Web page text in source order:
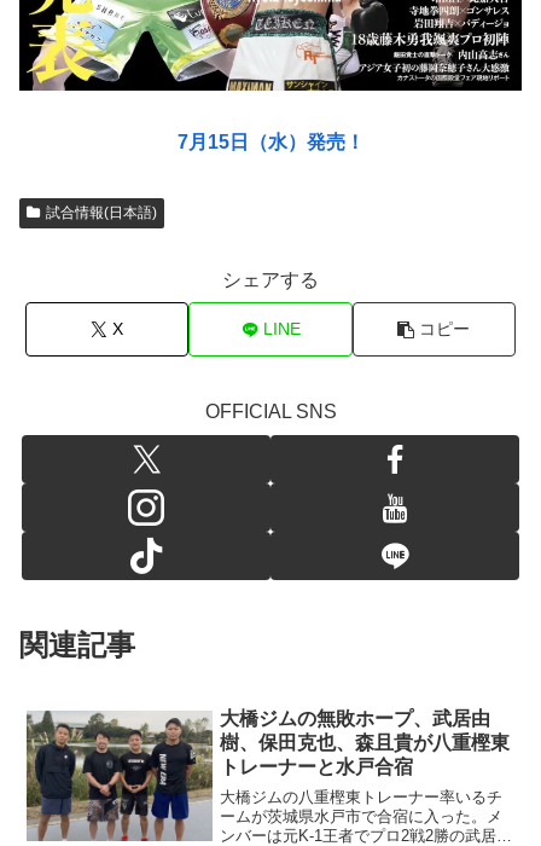
7月15日（水）発売！
試合情報(日本語)
シェアする
X LINE コピー
OFFICIAL SNS
関連記事
大橋ジムの無敗ホープ、武居由
樹、保田克也、森且貴が八重樫東
トレーナーと水戸合宿
大橋ジムの八重樫東トレーナー率いるチ
ームが茨城県水戸市で合宿に入った。メ
ンバーは元K-1王者でプロ2戦2勝の武居由